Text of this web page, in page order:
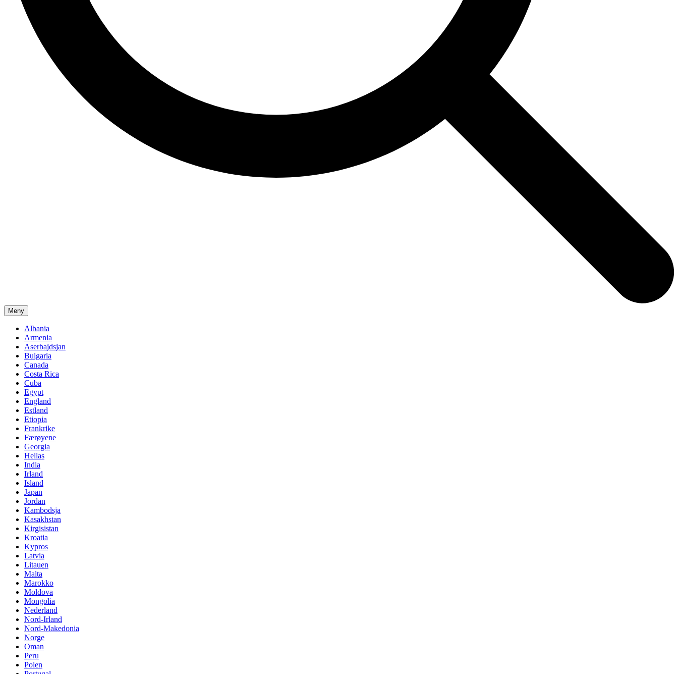
Meny
Albania
Armenia
Aserbajdsjan
Bulgaria
Canada
Costa Rica
Cuba
Egypt
England
Estland
Etiopia
Frankrike
Færøyene
Georgia
Hellas
India
Irland
Island
Japan
Jordan
Kambodsja
Kasakhstan
Kirgisistan
Kroatia
Kypros
Latvia
Litauen
Malta
Marokko
Moldova
Mongolia
Nederland
Nord-Irland
Nord-Makedonia
Norge
Oman
Peru
Polen